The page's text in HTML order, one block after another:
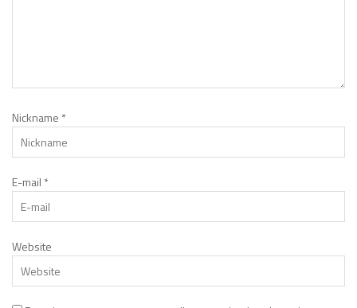
Nickname *
E-mail *
Website